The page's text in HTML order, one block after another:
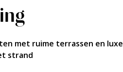
met ruime terrassen en luxe
strand